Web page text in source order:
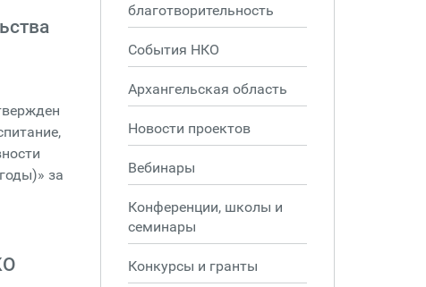
за
благотворительность
События НКО
Архангельская область
Новости проектов
Вебинары
Конференции, школы и
семинары
Конкурсы и гранты